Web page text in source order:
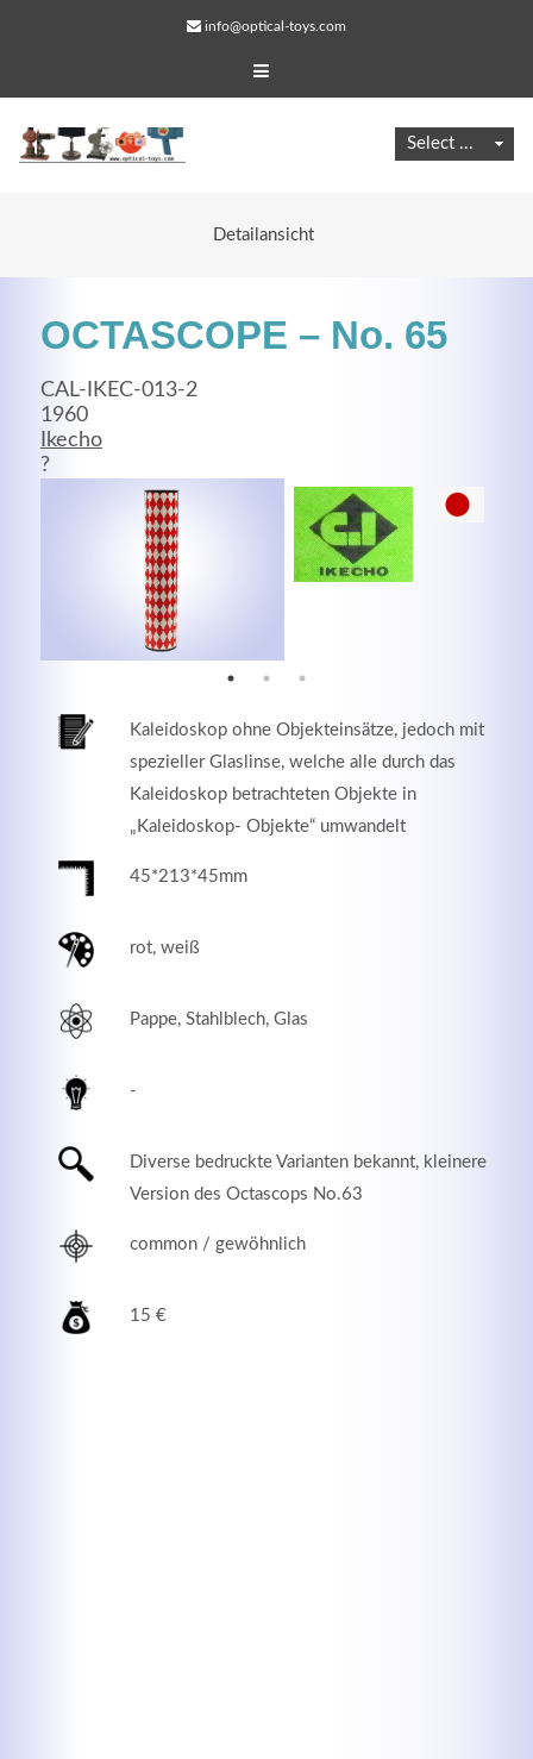
info@optical-toys.com
Detailansicht
OCTASCOPE – No. 65
CAL-IKEC-013-2
1960
Ikecho
?
Kaleidoskop ohne Objekteinsätze, jedoch mit
spezieller Glaslinse, welche alle durch das
Kaleidoskop betrachteten Objekte in
„Kaleidoskop- Objekte“ umwandelt
45*213*45mm
rot, weiß
Pappe, Stahlblech, Glas
-
Diverse bedruckte Varianten bekannt, kleinere
Version des Octascops No.63
common / gewöhnlich
15 €
Lorem ipsum dolor sit amet, consectetuer adipiscing
elit. Aenean commodo ligula eget dolor.
MEHR INFOS
Lorem ipsum dolor sit amet, consectetuer adipiscing